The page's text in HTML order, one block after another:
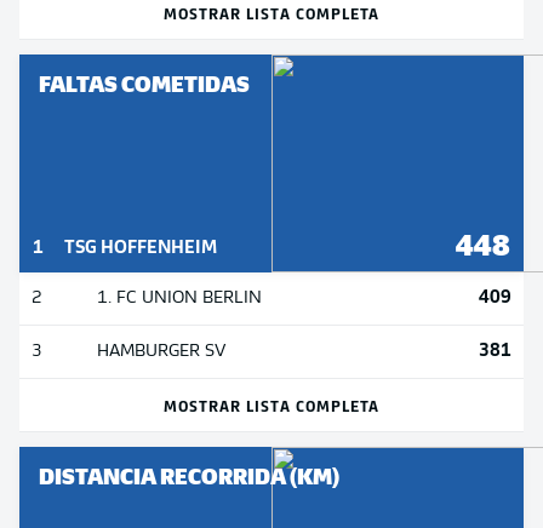
MOSTRAR LISTA COMPLETA
FALTAS COMETIDAS
1 TSG HOFFENHEIM 448
2 1. FC UNION BERLIN 409
3 HAMBURGER SV 381
MOSTRAR LISTA COMPLETA
DISTANCIA RECORRIDA (KM)